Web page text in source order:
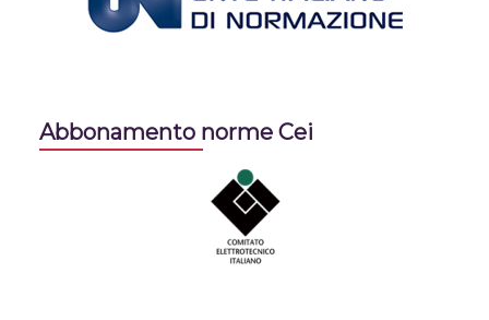
Abbonamento norme Cei